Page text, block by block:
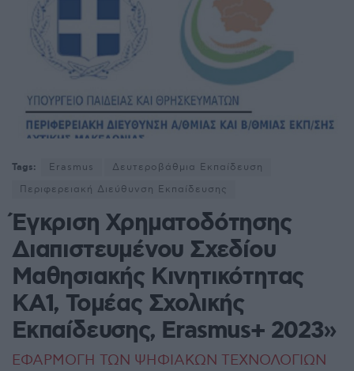
Tags: Erasmus
Δευτεροβάθμια Εκπαίδευση
Περιφερειακή Διεύθυνση Εκπαίδευσης
Έγκριση Χρηματοδότησης
Διαπιστευμένου Σχεδίου
Μαθησιακής Κινητικότητας
ΚΑ1, Τομέας Σχολικής
Εκπαίδευσης, Erasmus+ 2023»
ΕΦΑΡΜΟΓΗ ΤΩΝ ΨΗΦΙΑΚΩΝ ΤΕΧΝΟΛΟΓΙΩΝ